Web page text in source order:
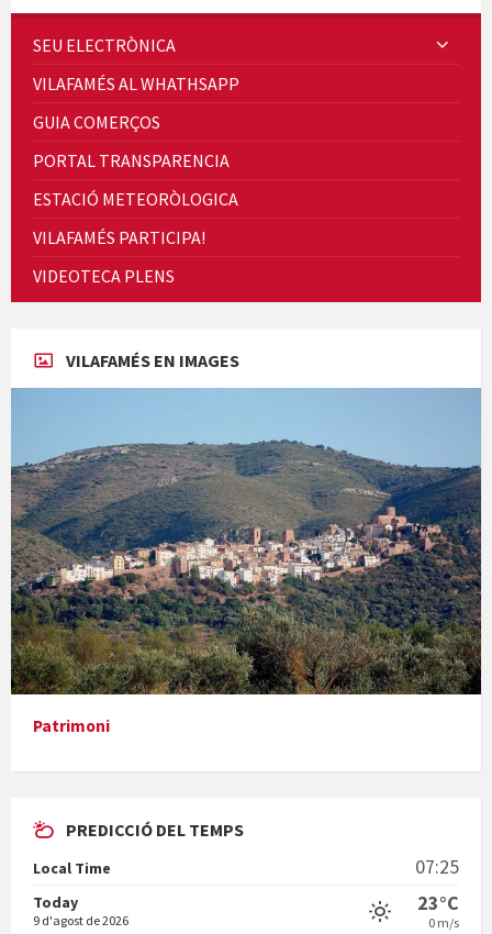
Quintà Culroja
Cicle de Cine i Dones rurals
Concerts al Museu
Presentació del llibre &quot;La mare&quot;, d'Emma Zafon
En Bum
SEU ELECTRÒNICA
VILAFAMÉS AL WHATHSAPP
GUIA COMERÇOS
PORTAL TRANSPARENCIA
ESTACIÓ METEORÒLOGICA
VILAFAMÉS PARTICIPA!
VIDEOTECA PLENS
VILAFAMÉS EN IMAGES
Patrimoni
PREDICCIÓ DEL TEMPS
Local Time 07:25
Today
9 d'agost de 2026
23°C
0 m/s